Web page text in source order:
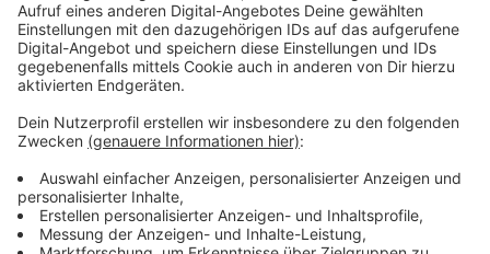
Immer auf dem Laufenden
bleiben!
Verpass' nichts mehr - mit unserem kostenlosen
ANTENNE BAYERN Newsletter. Ob Nachrichten,
Lifestyle oder unsere neuesten Aktionen - wir
informieren dich.
Zum Newsletter anmelden